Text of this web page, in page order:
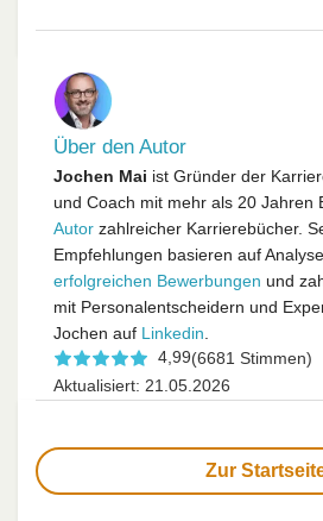
Über den Autor
Jochen Mai ist Gründer der
und Coach mit mehr als 20 Jahren
Autor zahlreicher Karrierebücher.
Empfehlungen basieren auf
erfolgreichen Bewerbungen und
mit Personalentscheidern und
Jochen auf Linkedin
4,99(6681 Stimmen)
Aktualisiert: 21.05.2026
Zur